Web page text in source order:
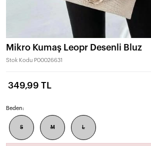
Mikro Kumaş Leopr Desenli Bluz
Stok Kodu P00026631
349,99 TL
Beden:
S M L